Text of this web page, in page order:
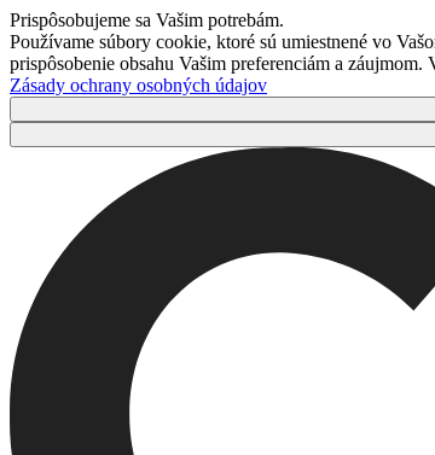
Prispôsobujeme sa Vašim potrebám.
Používame súbory cookie, ktoré sú umiestnené vo
prispôsobenie obsahu Vašim preferenciám a
Zásady ochrany osobných údajov